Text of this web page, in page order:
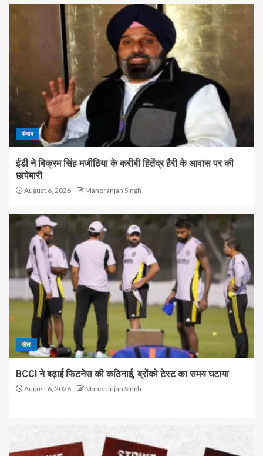
पंजाब
ईडी ने बिक्रम सिंह मजीठिया के करीबी हितेंद्र हैरी के आवास पर की
छापेमारी
August 6, 2026 Manoranjan Singh
खेल
BCCI ने बढ़ाई फिटनेस की कठिनाई, ब्रोंको टेस्ट का समय घटाया
August 6, 2026 Manoranjan Singh